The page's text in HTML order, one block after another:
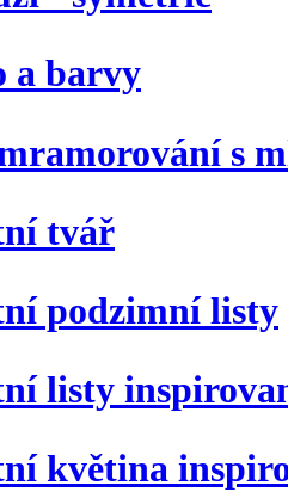
a barvy
s
tvář
podzimní listy
listy
květina